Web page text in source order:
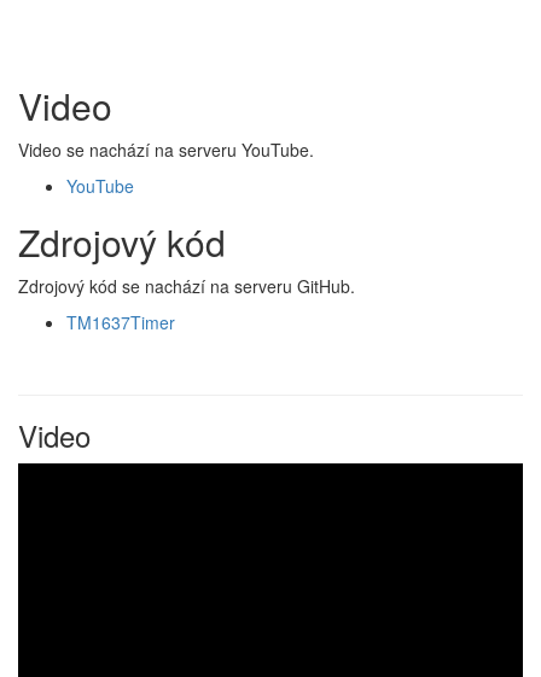
Video
Video se nachází na serveru YouTube.
YouTube
Zdrojový kód
Zdrojový kód se nachází na serveru GitHub.
TM1637Timer
Video